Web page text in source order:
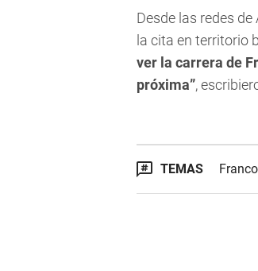
Desde las redes
la cita en territorio
ver la carrera de
próxima”,
TEMAS